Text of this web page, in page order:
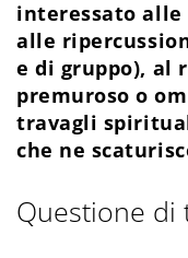
interessato alle
alle
e di gruppo), al
premuroso o
travagli
che ne
Questione di